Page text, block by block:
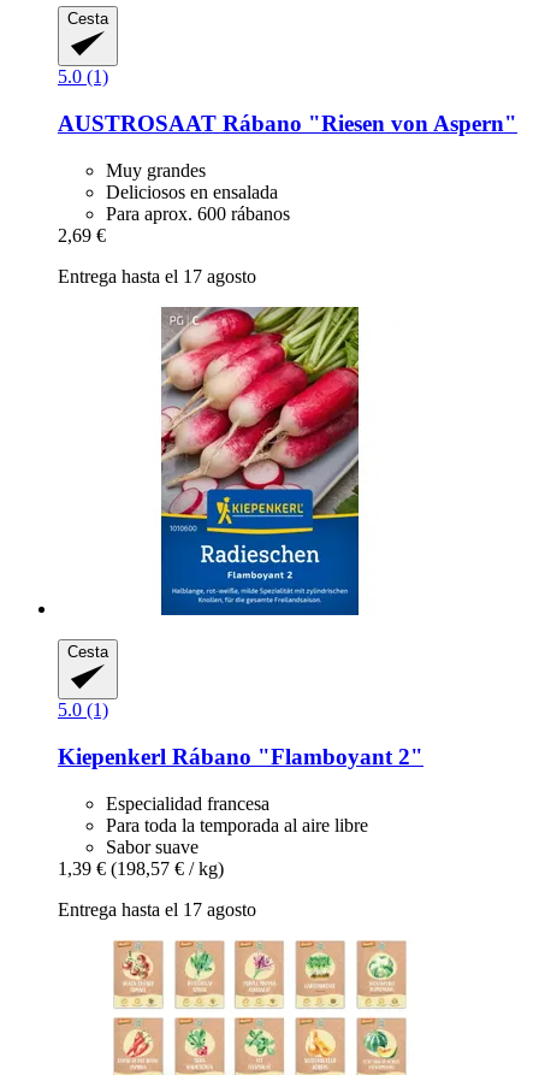
Cesta
5.0 (1)
AUSTROSAAT Rábano "Riesen von Aspern"
Muy grandes
Deliciosos en ensalada
Para aprox. 600 rábanos
2,69 €
Entrega hasta el 17 agosto
Cesta
5.0 (1)
Kiepenkerl Rábano "Flamboyant 2"
Especialidad francesa
Para toda la temporada al aire libre
Sabor suave
1,39 € (198,57 € / kg)
Entrega hasta el 17 agosto